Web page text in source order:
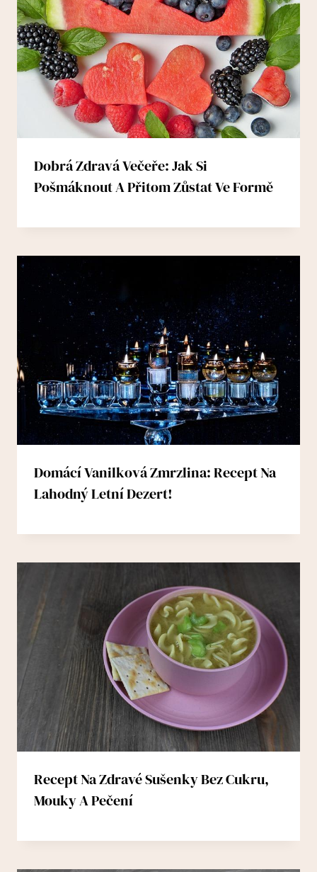
Dobrá Zdravá Večeře: Jak Si
Pošmáknout A Přitom Zůstat Ve Formě
Domácí Vanilková Zmrzlina: Recept Na
Lahodný Letní Dezert!
Recept Na Zdravé Sušenky Bez Cukru,
Mouky A Pečení